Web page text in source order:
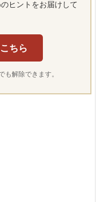
ヒントをお届けして
ちら
解除できます。